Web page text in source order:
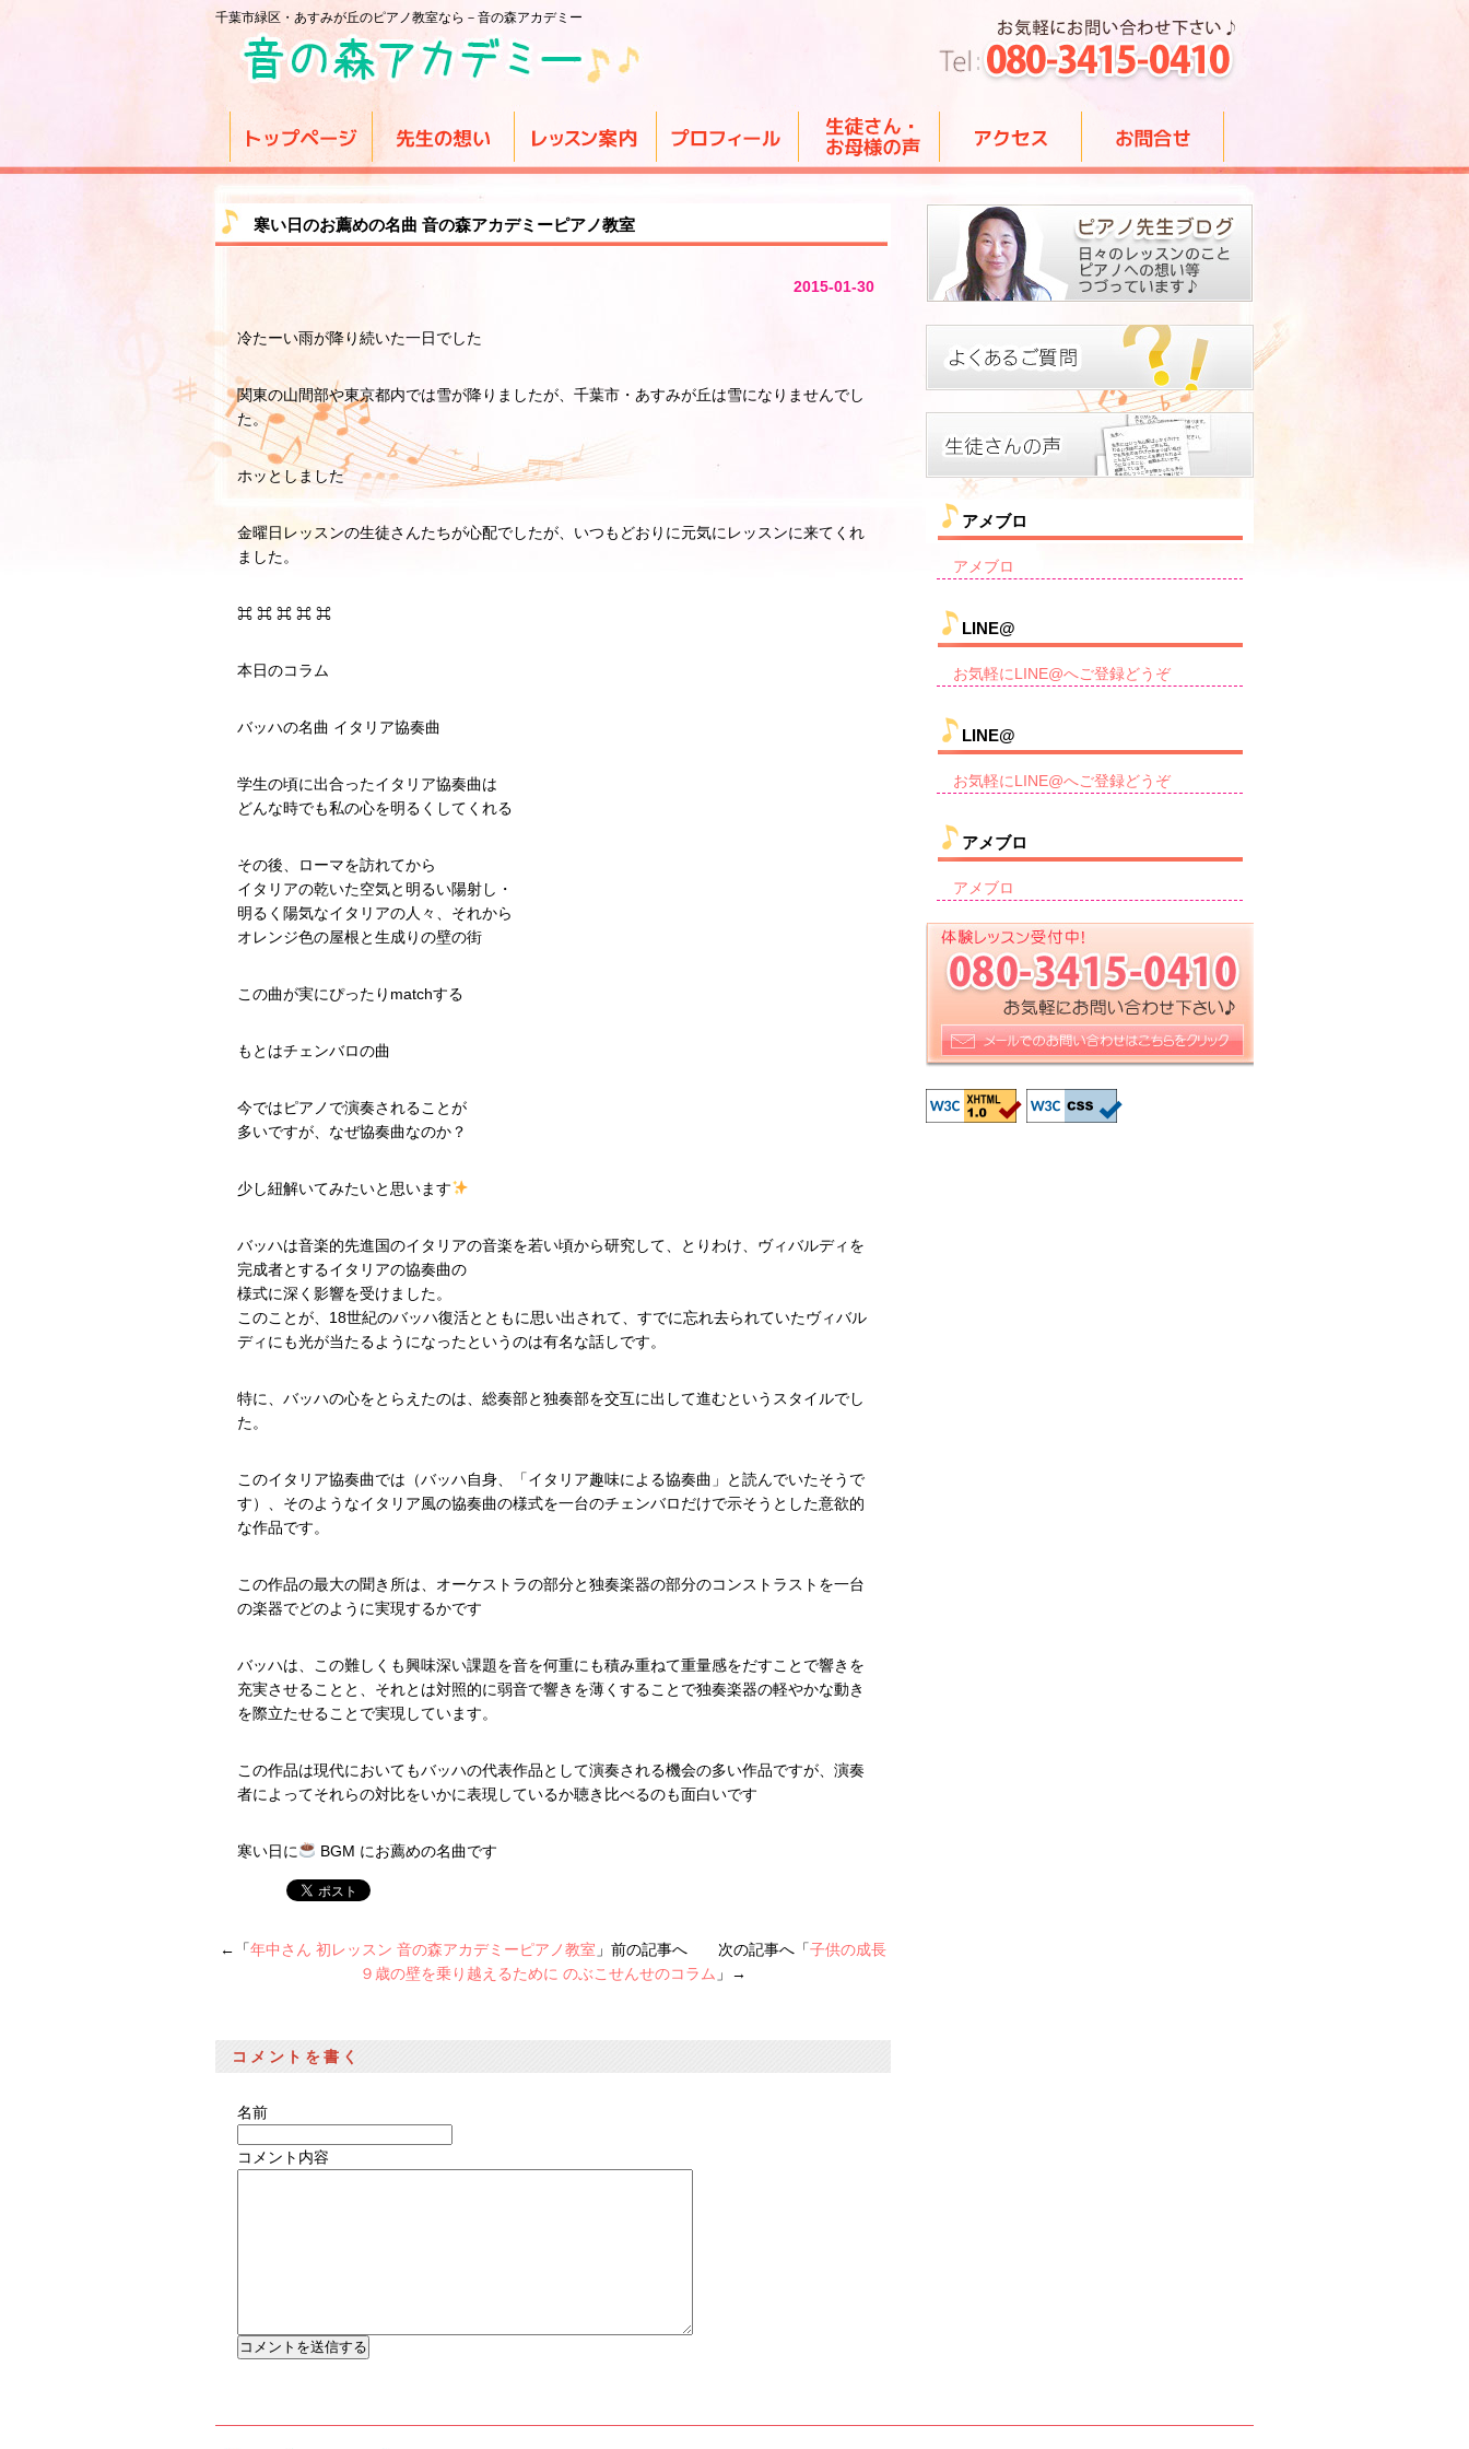
千葉市緑区・あすみが丘のピアノ教室なら－音の森アカデミー
寒い日のお薦めの名曲 音の森アカデミーピアノ教室
2015-01-30
冷たーい雨が降り続いた一日でした
関東の山間部や東京都内では雪が降りましたが、千葉市・あすみが丘は雪になりませんでし
た。
ホッとしました
金曜日レッスンの生徒さんたちが心配でしたが、いつもどおりに元気にレッスンに来てくれ
ました。
⌘ ⌘ ⌘ ⌘ ⌘
本日のコラム
バッハの名曲 イタリア協奏曲
学生の頃に出合ったイタリア協奏曲は
どんな時でも私の心を明るくしてくれる
その後、ローマを訪れてから
イタリアの乾いた空気と明るい陽射し・
明るく陽気なイタリアの人々、それから
オレンジ色の屋根と生成りの壁の街
この曲が実にぴったりmatchする
もとはチェンバロの曲
今ではピアノで演奏されることが
多いですが、なぜ協奏曲なのか？
少し紐解いてみたいと思います
バッハは音楽的先進国のイタリアの音楽を若い頃から研究して、とりわけ、ヴィバルディを
完成者とするイタリアの協奏曲の
様式に深く影響を受けました。
このことが、18世紀のバッハ復活とともに思い出されて、すでに忘れ去られていたヴィバル
ディにも光が当たるようになったというのは有名な話しです。
特に、バッハの心をとらえたのは、総奏部と独奏部を交互に出して進むというスタイルでし
た。
このイタリア協奏曲では（バッハ自身、「イタリア趣味による協奏曲」と読んでいたそうで
す）、そのようなイタリア風の協奏曲の様式を一台のチェンバロだけで示そうとした意欲的
な作品です。
この作品の最大の聞き所は、オーケストラの部分と独奏楽器の部分のコンストラストを一台
の楽器でどのように実現するかです
バッハは、この難しくも興味深い課題を音を何重にも積み重ねて重量感をだすことで響きを
充実させることと、それとは対照的に弱音で響きを薄くすることで独奏楽器の軽やかな動き
を際立たせることで実現しています。
この作品は現代においてもバッハの代表作品として演奏される機会の多い作品ですが、演奏
者によってそれらの対比をいかに表現しているか聴き比べるのも面白いです
寒い日に BGM にお薦めの名曲です
←「年中さん 初レッスン 音の森アカデミーピアノ教室 」前の記事へ 次の記事へ「子供の成長
９歳の壁を乗り越えるために のぶこせんせのコラム 」→
コメントを書く
名前
コメント内容
アメブロ
アメブロ
LINE@
お気軽にLINE@へご登録どうぞ
LINE@
お気軽にLINE@へご登録どうぞ
アメブロ
アメブロ